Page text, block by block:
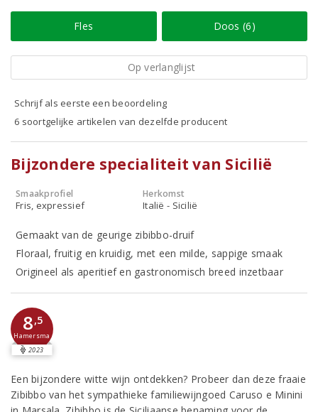
Fles Doos (6)
Op verlanglijst
Schrijf als eerste een beoordeling
6 soortgelijke artikelen van dezelfde producent
Bijzondere specialiteit van Sicilië
Smaakprofiel
Fris, expressief
Herkomst
Italië - Sicilië
Gemaakt van de geurige zibibbo-druif
Floraal, fruitig en kruidig, met een milde, sappige smaak
Origineel als aperitief en gastronomisch breed inzetbaar
8,5
Hamersma
2023
Een bijzondere witte wijn ontdekken? Probeer dan deze fraaie
Zibibbo van het sympathieke familiewijngoed Caruso e Minini